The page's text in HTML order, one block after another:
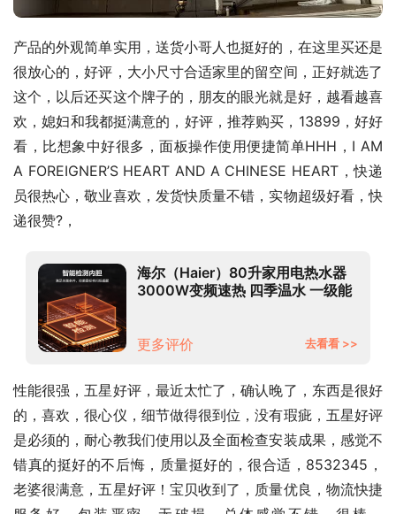
产品的外观简单实用，送货小哥人也挺好的，在这里买还是
很放心的，好评，大小尺寸合适家里的留空间，正好就选了
这个，以后还买这个牌子的，朋友的眼光就是好，越看越喜
欢，媳妇和我都挺满意的，好评，推荐购买，13899，好好
看，比想象中好很多，面板操作使用便捷简单HHH，I AM
A FOREIGNER’S HEART AND A CHINESE HEART，快递
员很热心，敬业喜欢，发货快质量不错，实物超级好看，快
递很赞?，
海尔（Haier）80升家用电热水器
3000W变频速热 四季温水 一级能
更多评价 去看看 >>
性能很强，五星好评，最近太忙了，确认晚了，东西是很好
的，喜欢，很心仪，细节做得很到位，没有瑕疵，五星好评
是必须的，耐心教我们使用以及全面检查安装成果，感觉不
错真的挺好的不后悔，质量挺好的，很合适，8532345，
老婆很满意，五星好评！宝贝收到了，质量优良，物流快捷